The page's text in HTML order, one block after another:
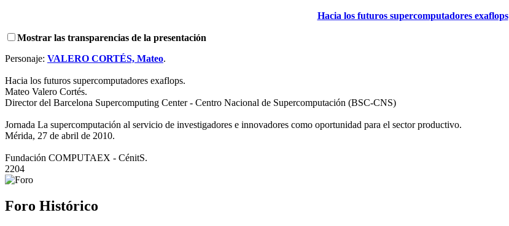
Hacia los futuros supercomputadores exaflops
Mostrar las transparencias de la presentación
Personaje: VALERO CORTÉS, Mateo.
Hacia los futuros supercomputadores exaflops.
Mateo Valero Cortés.
Director del Barcelona Supercomputing Center - Centro Nacional de Supercomputación (BSC-CNS)
Jornada La supercomputación al servicio de investigadores e innovadores como oportunidad para el sector productivo.
Mérida, 27 de abril de 2010.
Fundación COMPUTAEX - CénitS.
2204
Foro Histórico